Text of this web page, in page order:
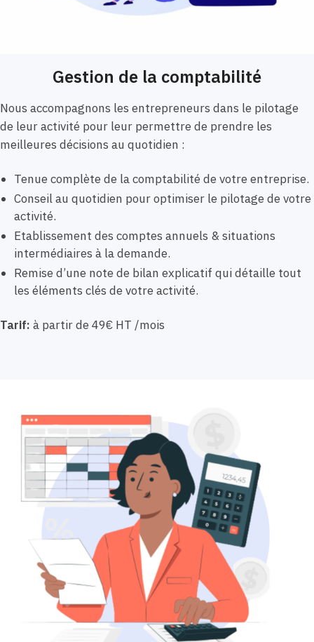
Gestion de la comptabilité
Nous accompagnons les entrepreneurs dans le pilotage
de leur activité pour leur permettre de prendre les
meilleures décisions au quotidien :
Tenue complète de la comptabilité de votre entreprise.
Conseil au quotidien pour optimiser le pilotage de votre
activité.
Etablissement des comptes annuels & situations
intermédiaires à la demande.
Remise d’une note de bilan explicatif qui détaille tout
les éléments clés de votre activité.
Tarif: à partir de 49€ HT /mois